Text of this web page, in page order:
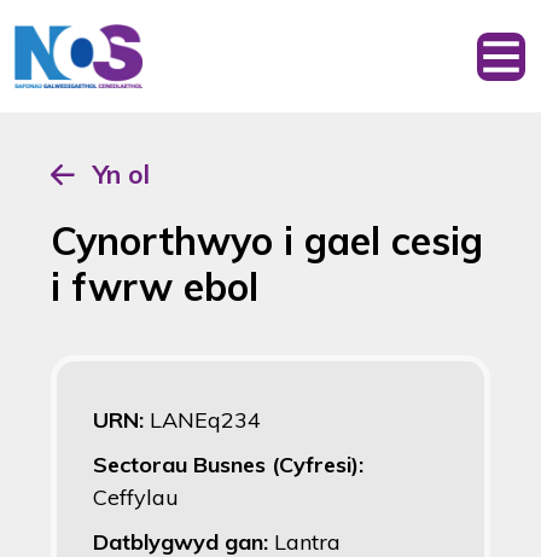
Yn ol
Cynorthwyo i gael cesig
i fwrw ebol
URN: LANEq234
Sectorau Busnes (Cyfresi):
Ceffylau
Datblygwyd gan: Lantra